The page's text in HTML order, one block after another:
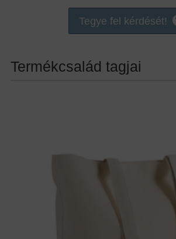
Tegye fel kérdését!
Termékcsalád tagjai